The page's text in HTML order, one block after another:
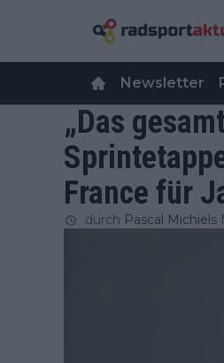
Newsletter
„Das
France für
durch Pascal Michiels